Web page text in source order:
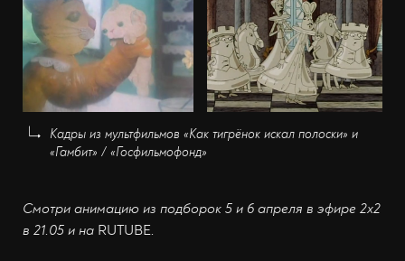
Кадры из мультфильмов «Как тигрёнок искал полоски» и
«Гамбит» / «Госфильмофонд»
Смотри анимацию из подборок 5 и 6 апреля в эфире 2х2
в 21.05 и на RUTUBE.